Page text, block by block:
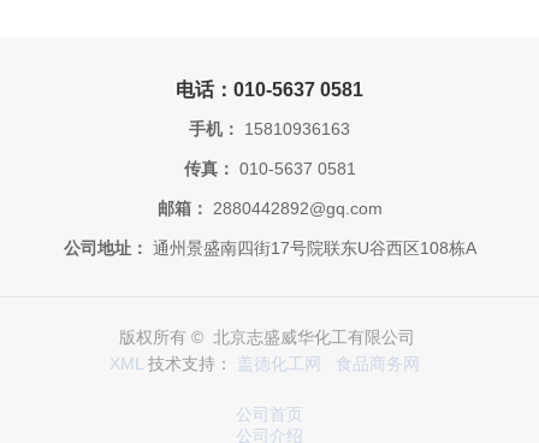
电话：010-5637 0581
手机： 15810936163
传真： 010-5637 0581
邮箱： 2880442892@gq.com
公司地址： 通州景盛南四街17号院联东U谷西区108栋A
版权所有 © 北京志盛威华化工有限公司
XML 技术支持： 盖德化工网 食品商务网
公司首页
公司介绍